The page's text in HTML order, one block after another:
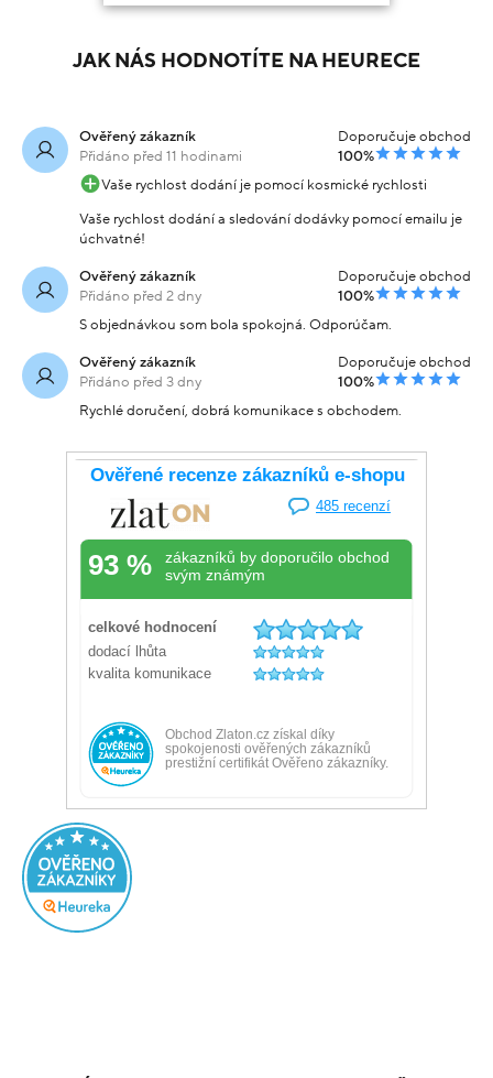
JAK NÁS HODNOTÍTE NA HEURECE
Ověřený zákazník
Přidáno před 11 hodinami
Doporučuje obchod
100%
Vaše rychlost dodání je pomocí kosmické rychlosti
Vaše rychlost dodání a sledování dodávky pomocí emailu je
úchvatné!
Ověřený zákazník
Přidáno před 2 dny
Doporučuje obchod
100%
S objednávkou som bola spokojná. Odporúčam.
Ověřený zákazník
Přidáno před 3 dny
Doporučuje obchod
100%
Rychlé doručení, dobrá komunikace s obchodem.